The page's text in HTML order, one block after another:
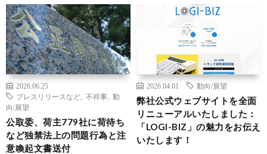
2026.06.25
プレスリリースなど
不祥事
動
向/展望
公取委、荷主779社に荷待ち
など独禁法上の問題行為と注
意喚起文書送付
2026.04.01 動向/展望
弊社公式ウェブサイトを全面
リニューアルいたしました：
「LOGI-BIZ」の魅力をお伝え
いたします！